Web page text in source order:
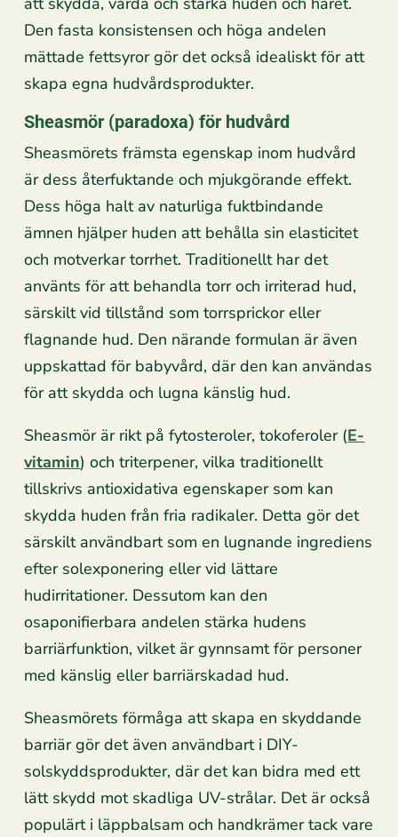
Den fasta konsistensen och höga andelen
mättade fettsyror gör det också idealiskt för att
skapa egna hudvårdsprodukter.
Sheasmör (paradoxa) för hudvård
Sheasmörets främsta egenskap inom hudvård
är dess återfuktande och mjukgörande effekt.
Dess höga halt av naturliga fuktbindande
ämnen hjälper huden att behålla sin elasticitet
och motverkar torrhet. Traditionellt har det
använts för att behandla torr och irriterad hud,
särskilt vid tillstånd som torrsprickor eller
flagnande hud. Den närande formulan är även
uppskattad för babyvård, där den kan användas
för att skydda och lugna känslig hud.
Sheasmör är rikt på fytosteroler, tokoferoler (E-
vitamin) och triterpener, vilka traditionellt
tillskrivs antioxidativa egenskaper som kan
skydda huden från fria radikaler. Detta gör det
särskilt användbart som en lugnande ingrediens
efter solexponering eller vid lättare
hudirritationer. Dessutom kan den
osaponifierbara andelen stärka hudens
barriärfunktion, vilket är gynnsamt för personer
med känslig eller barriärskadad hud.
Sheasmörets förmåga att skapa en skyddande
barriär gör det även användbart i DIY-
solskyddsprodukter, där det kan bidra med ett
lätt skydd mot skadliga UV-strålar. Det är också
populärt i läppbalsam och handkrämer tack vare